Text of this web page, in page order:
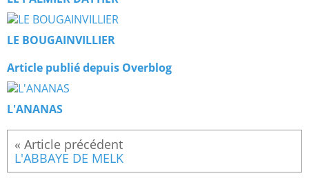
LE BOUGAINVILLIER
Article publié depuis Overblog
L'ANANAS
L'ABBAYE DE MELK